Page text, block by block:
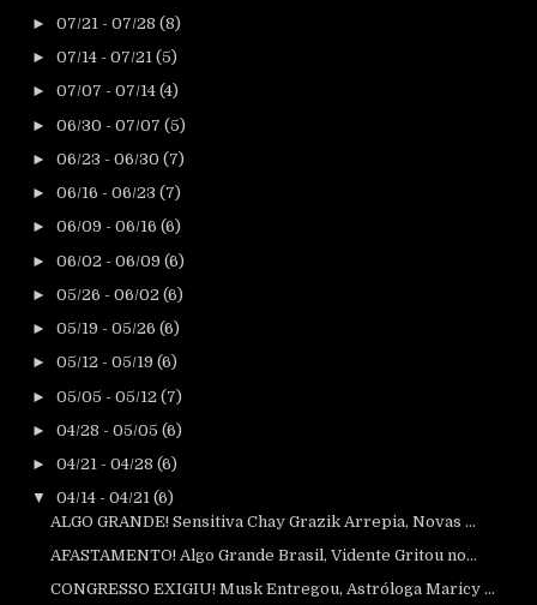
► 07/21 - 07/28 (8)
► 07/14 - 07/21 (5)
► 07/07 - 07/14 (4)
► 06/30 - 07/07 (5)
► 06/23 - 06/30 (7)
► 06/16 - 06/23 (7)
► 06/09 - 06/16 (6)
► 06/02 - 06/09 (6)
► 05/26 - 06/02 (6)
► 05/19 - 05/26 (6)
► 05/12 - 05/19 (6)
► 05/05 - 05/12 (7)
► 04/28 - 05/05 (6)
► 04/21 - 04/28 (6)
▼ 04/14 - 04/21 (6)
ALGO GRANDE! Sensitiva Chay Grazik Arrepia, Novas ...
AFASTAMENTO! Algo Grande Brasil, Vidente Gritou no...
CONGRESSO EXIGIU! Musk Entregou, Astróloga Maricy ...